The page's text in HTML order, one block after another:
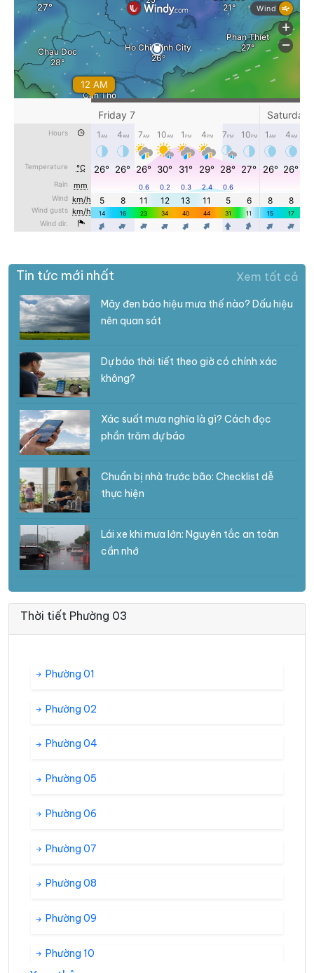
Tin tức mới nhất Xem tất cả
Mây đen báo hiệu mưa thế nào? Dấu hiệu
nên quan sát
Dự báo thời tiết theo giờ có chính xác
không?
Xác suất mưa nghĩa là gì? Cách đọc
phần trăm dự báo
Chuẩn bị nhà trước bão: Checklist dễ
thực hiện
Lái xe khi mưa lớn: Nguyên tắc an toàn
cần nhớ
Thời tiết Phường 03
Phường 01
Phường 02
Phường 04
Phường 05
Phường 06
Phường 07
Phường 08
Phường 09
Phường 10